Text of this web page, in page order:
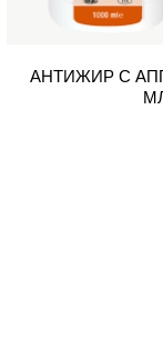
АНТИЖИР С